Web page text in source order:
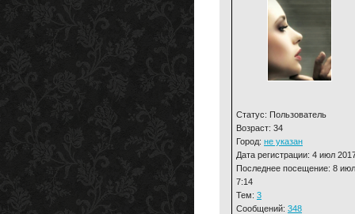
Статус: Пользователь
Возраст: 34
Город: не указан
Дата регистрации: 4 июл
Последнее посещение: 8
7:14
Тем: 3
Сообщений: 348